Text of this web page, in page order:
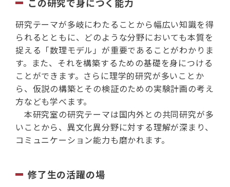
研究テーマが多岐にわたることから幅広い知識を得
られるとともに、どのような分野においても本質を
捉える「数理モデル」が重要であることがわかりま
す。また、それを構築するための基礎を身につける
ことができます。さらに理学的研究が多いことか
ら、仮説の構築とその検証のための実験計画の考え
方なども学べます。
本研究室の研究テーマは国内外との共同研究が多
いことから、異文化異分野に対する理解が深まり、
コミュニケーション能力も磨かれます。
修了生の活躍の場